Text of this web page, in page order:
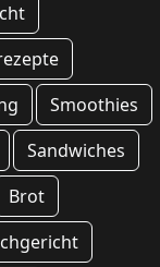
Smoothies
Sandwiches
Brot